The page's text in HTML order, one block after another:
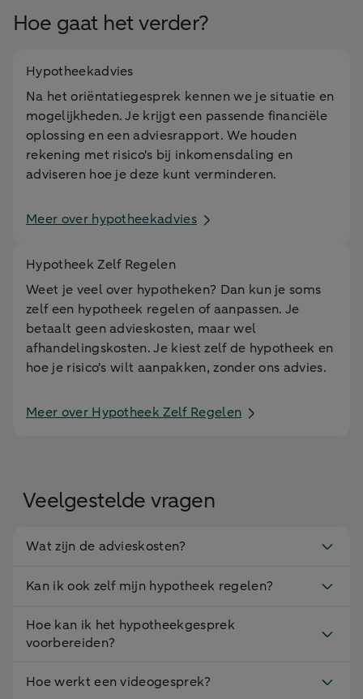
Hoe gaat het verder?
Hypotheekadvies
Na het oriëntatiegesprek kennen we je situatie en
mogelijkheden. Je krijgt een passende financiële
oplossing en een adviesrapport. We houden
rekening met risico's bij inkomensdaling en
adviseren hoe je deze kunt verminderen.
Meer over hypotheekadvies
Hypotheek Zelf Regelen
Weet je veel over hypotheken? Dan kun je soms
zelf een hypotheek regelen of aanpassen. Je
betaalt geen advieskosten, maar wel
afhandelingskosten. Je kiest zelf de hypotheek en
hoe je risico's wilt aanpakken, zonder ons advies.
Meer over Hypotheek Zelf Regelen
Veelgestelde vragen
Wat zijn de advieskosten?
Kan ik ook zelf mijn hypotheek regelen?
Hoe kan ik het hypotheekgesprek
voorbereiden?
Hoe werkt een videogesprek?